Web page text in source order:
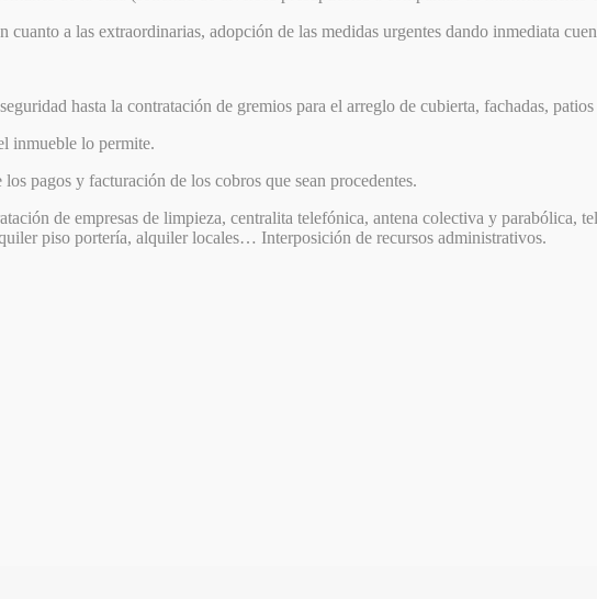
cuanto a las extraordinarias, adopción de las medidas urgentes dando inmediata
hasta la contratación de gremios para el arreglo de cubierta, fachadas,
inmueble lo permite.
pagos y facturación de los cobros que sean procedentes.
de empresas de limpieza, centralita telefónica, antena colectiva y parabólica,
piso portería, alquiler locales… Interposición de recursos administrativos.